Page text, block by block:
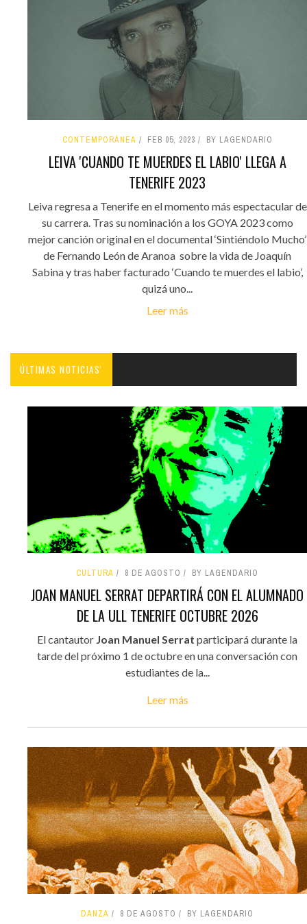
CONTEMPORÁNEA FEB 05, 2023 BY LAGENDARIO
LEIVA 'CUANDO TE MUERDES EL LABIO' LLEGA A
TENERIFE 2023
Leiva regresa a Tenerife en el momento más espectacular de
su carrera. Tras su nominación a los GOYA 2023 como
mejor canción original en el documental ‘Sintiéndolo Mucho’
de Fernando León de Aranoa sobre la vida de Joaquín
Sabina y tras haber facturado ‘Cuando te muerdes el labio’,
quizá uno...
Leer más
ÚLTIMAS NOTICIAS'
CULTURA 8 DE AGOSTO BY LAGENDARIO
JOAN MANUEL SERRAT DEPARTIRÁ CON EL ALUMNADO
DE LA ULL TENERIFE OCTUBRE 2026
El cantautor Joan Manuel Serrat participará durante la
tarde del próximo 1 de octubre en una conversación con
estudiantes de la...
Leer más
DANZA 8 DE AGOSTO BY LAGENDARIO